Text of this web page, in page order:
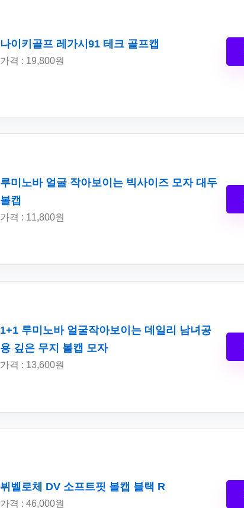
나이키골프 레가시91 테크 골프캡
가격 : 19,800원
루미노바 얼굴 작아보이는 빅사이즈 모자 대두
볼캡
가격 : 11,800원
1+1 루미노바 얼굴작아보이는 데일리 남녀공
용 깊은 무지 볼캡 모자
가격 : 13,600원
뷔벨로체 DV 소프트핏 볼캡 블랙 R
가격 : 46,000원